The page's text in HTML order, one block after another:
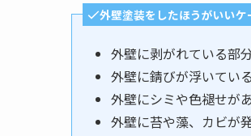
外壁塗装をしたほうがいいケ
外壁に剥がれている部
外壁に錆びが浮いている
外壁にシミや色褪せが
外壁に苔や藻、カビが